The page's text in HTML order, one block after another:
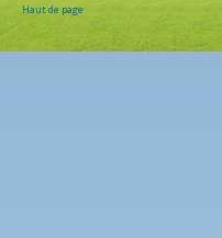
Haut de page